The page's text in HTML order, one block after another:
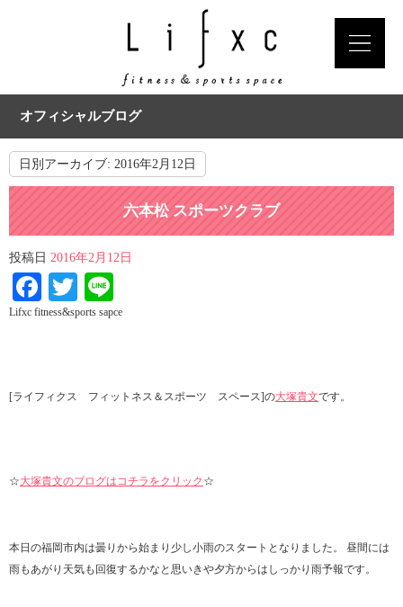
オフィシャルブログ
日別アーカイブ: 2016年2月12日
六本松 スポーツクラブ
投稿日 2016年2月12日
Facebook
Twitter
Lifxc fitness&sports sapce
[ライフィクス フィットネス＆スポーツ スペース]の大塚貴文です。
☆大塚貴文のブログはコチラをクリック ☆
本日の福岡市内は曇りから始まり少し小雨のスタートとなりました。 昼間には
雨もあがり天気も回復するかなと思いきや夕方からはしっかり雨予報です。